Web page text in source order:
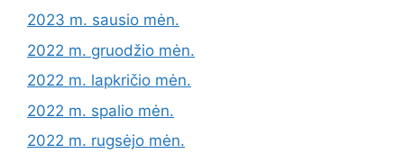
2023 m. sausio mėn.
2022 m. gruodžio mėn.
2022 m. lapkričio mėn.
2022 m. spalio mėn.
2022 m. rugsėjo mėn.